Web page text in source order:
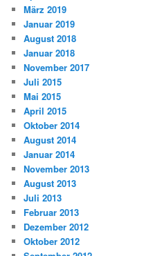
März 2019
Januar 2019
August 2018
Januar 2018
November 2017
Juli 2015
Mai 2015
April 2015
Oktober 2014
August 2014
Januar 2014
November 2013
August 2013
Juli 2013
Februar 2013
Dezember 2012
Oktober 2012